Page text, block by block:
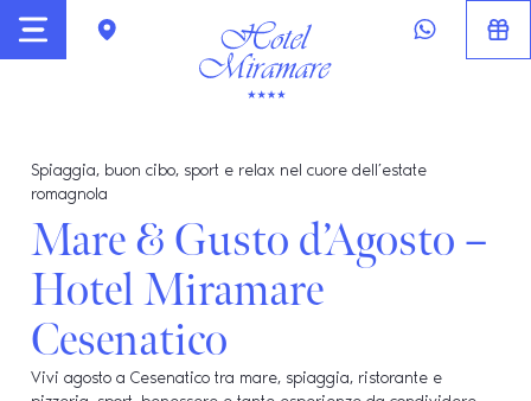
Spiaggia, buon cibo, sport e relax nel cuore dell’estate
romagnola
Mare & Gusto d’Agosto –
Hotel Miramare
Cesenatico
Vivi agosto a Cesenatico tra mare, spiaggia, ristorante e